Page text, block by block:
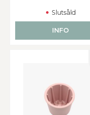
Slutsåld
INFO